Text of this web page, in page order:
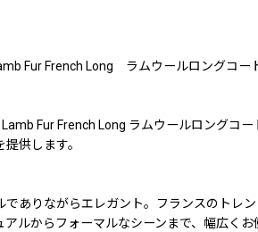
Fur French Long ラムウールロングコー
Lamb Fur French Long ラムウールロング
供します。
でありながらエレガント。フランスのトレ
アルからフォーマルなシーンまで、幅広くお